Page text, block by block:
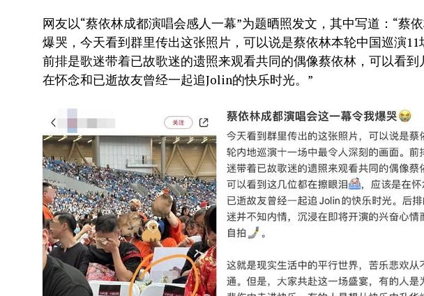
网友以“蔡依林成都演唱会感人一幕”为题晒照发文，其中写道：“蔡
爆哭，今天看到群里传出这张照片，可以说是蔡依林本轮中国巡演11
前排是歌迷带着已故歌迷的遗照来观看共同的偶像蔡依林，可以看
在怀念和已逝故友曾经一起追Jolin的快乐时光。”